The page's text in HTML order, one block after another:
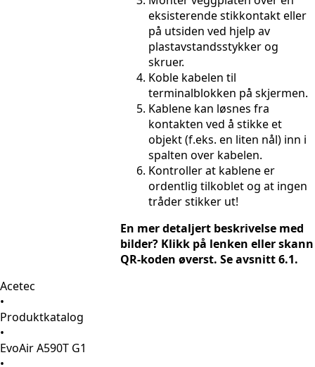
eksisterende stikkontakt eller
på utsiden ved hjelp av
plastavstandsstykker og
skruer.
Koble kabelen til
terminalblokken på skjermen.
Kablene kan løsnes fra
kontakten ved å stikke et
objekt (f.eks. en liten nål) inn i
spalten over kabelen.
Kontroller at kablene er
ordentlig tilkoblet og at ingen
tråder stikker ut!
En mer detaljert beskrivelse med
bilder? Klikk på lenken eller skann
QR-koden øverst. Se avsnitt 6.1.
Acetec
•
Produktkatalog
•
EvoAir A590T G1
•